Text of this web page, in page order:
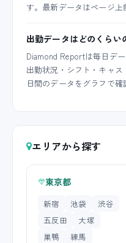
す。最新データはページ上
出勤データはどのくらい
Diamond Reportは毎日デ
出勤状況・シフト・キャ
日間のデータをグラフで確
エリアから探す
東京都
新宿 池袋
渋谷
五反田
大塚
巣鴨
練馬